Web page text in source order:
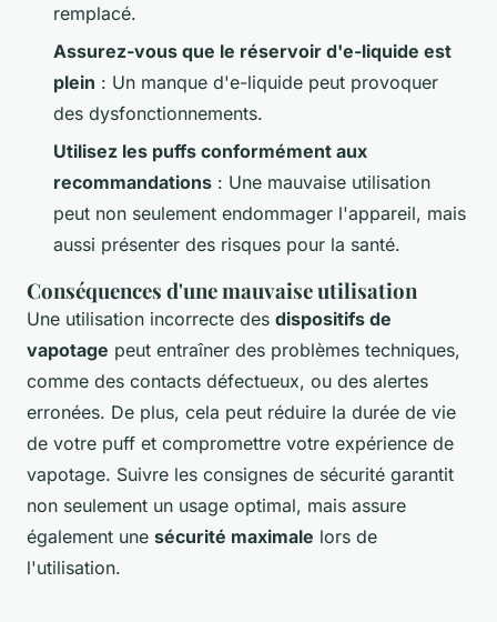
remplacé.
Assurez-vous que le réservoir d'e-liquide est
plein : Un manque d'e-liquide peut provoquer
des dysfonctionnements.
Utilisez les puffs conformément aux
recommandations : Une mauvaise utilisation
peut non seulement endommager l'appareil, mais
aussi présenter des risques pour la santé.
Conséquences d'une mauvaise utilisation
Une utilisation incorrecte des dispositifs de
vapotage peut entraîner des problèmes techniques,
comme des contacts défectueux, ou des alertes
erronées. De plus, cela peut réduire la durée de vie
de votre puff et compromettre votre expérience de
vapotage. Suivre les consignes de sécurité garantit
non seulement un usage optimal, mais assure
également une sécurité maximale lors de
l'utilisation.